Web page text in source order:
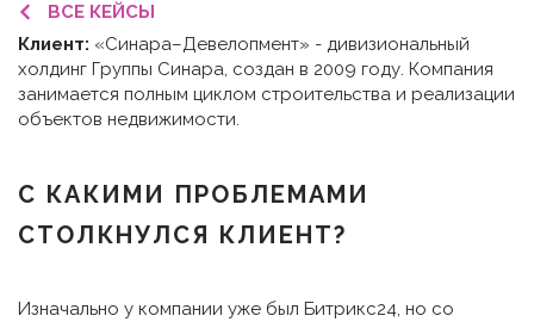
ВСЕ КЕЙСЫ
Клиент: «Синара–Девелопмент» - дивизиональный
холдинг Группы Синара, создан в 2009 году. Компания
занимается полным циклом строительства и реализации
объектов недвижимости.
С КАКИМИ ПРОБЛЕМАМИ
СТОЛКНУЛСЯ КЛИЕНТ?
Изначально у компании уже был Битрикс24, но со